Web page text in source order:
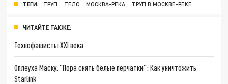
ТЕГИ: ТРУП ТЕЛО МОСКВА-РЕКА ТРУП В МОСКВЕ-РЕКЕ
ЧИТАЙТЕ ТАКЖЕ:
Технофашисты XXI века
Оплеуха Маску. "Пора снять белые перчатки": Как уничтожить
Starlink